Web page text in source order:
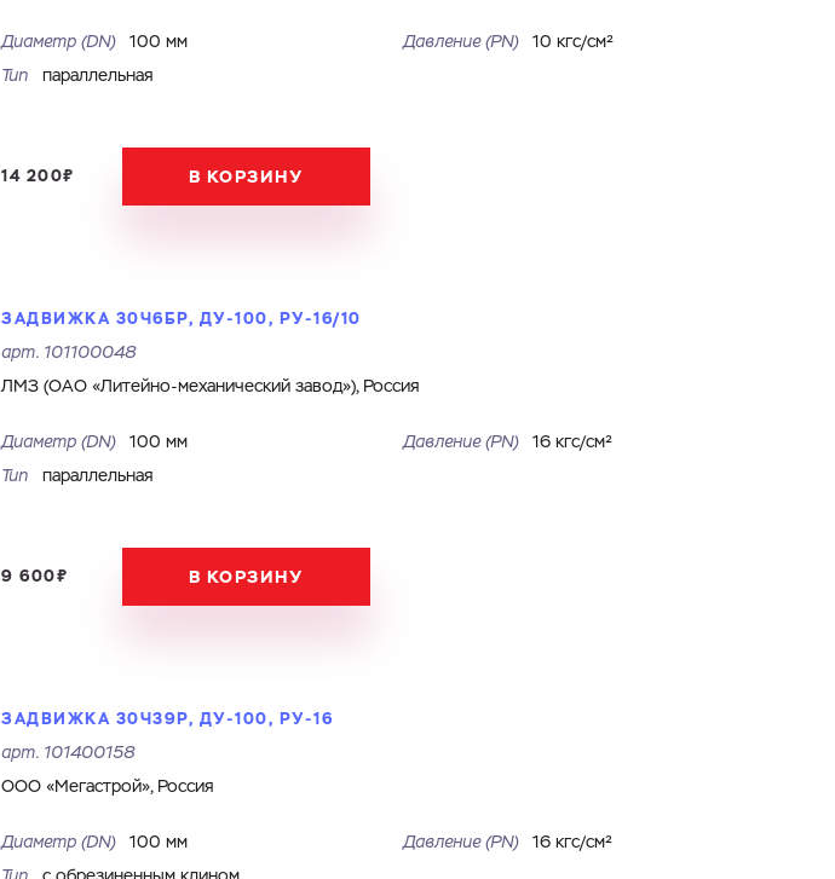
Диаметр (DN) 100 мм Давление (PN)
10 кгс/см²
Тип
параллельная
14 200₽ В КОРЗИНУ
ЗАДВИЖКА 30Ч6БР, ДУ-100, РУ-16/10
арт. 101100048
ЛМЗ (ОАО «Литейно-механический завод»), Россия
Диаметр (DN) 100 мм Давление (PN)
16 кгс/см²
Тип
параллельная
9 600₽ В КОРЗИНУ
ЗАДВИЖКА 30Ч39Р, ДУ-100, РУ-16
арт. 101400158
ООО «Мегастрой», Россия
Диаметр (DN) 100 мм Давление (PN)
16 кгс/см²